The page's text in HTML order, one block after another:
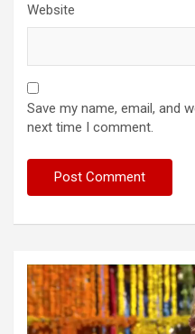
Website
Save my name, email, and
next time I comment.